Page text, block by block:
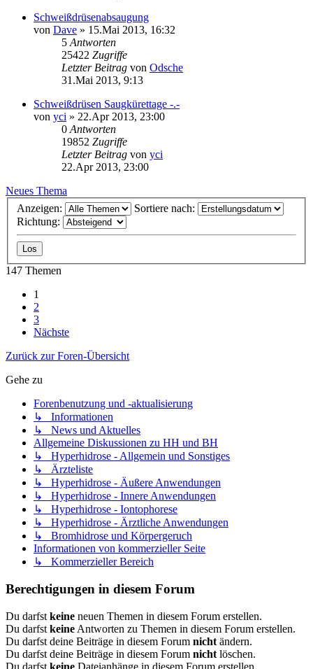
Schweißdrüsenabsaugung
von Dave » 15.Mai 2013, 16:32
5 Antworten
25422 Zugriffe
Letzter Beitrag von Odsche
31.Mai 2013, 9:13
Schweißdrüsen Saugkürettage -.-
von yci » 22.Apr 2013, 23:00
0 Antworten
19852 Zugriffe
Letzter Beitrag von yci
22.Apr 2013, 23:00
Neues Thema
Anzeigen:
Sortiere nach:
Richtung:
147 Themen
1
2
3
Nächste
Zurück zur Foren-Übersicht
Gehe zu
Forenbenutzung und -aktualisierung
↳ Informationen
↳ News und Aktuelles
Allgemeine Diskussionen zu HH und BH
↳ Hyperhidrose - Allgemein und Sonstiges
↳ Ärzteliste
↳ Hyperhidrose - Äußere Anwendungen
↳ Hyperhidrose - Innere Anwendungen
↳ Hyperhidrose - Iontophorese
↳ Hyperhidrose - Ärztliche Anwendungen
↳ Bromhidrose und Körpergeruch
Informationen von kommerzieller Seite
↳ Kommerzieller Bereich
Berechtigungen in diesem Forum
Du darfst keine neuen Themen in diesem Forum erstellen.
Du darfst keine Antworten zu Themen in diesem Forum erstellen.
Du darfst deine Beiträge in diesem Forum nicht ändern.
Du darfst deine Beiträge in diesem Forum nicht löschen.
Du darfst keine Dateianhänge in diesem Forum erstellen.